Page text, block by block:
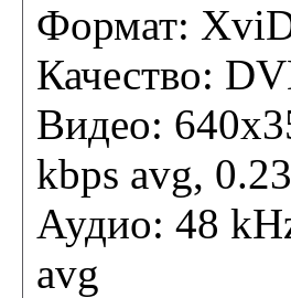
Формат:
Качество:
Видео:
kbps avg,
Аудио: 48
avg